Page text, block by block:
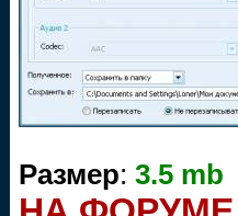
Размер: 3.5 mb